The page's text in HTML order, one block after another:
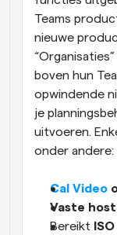
Teams
nieuwe
boven hun
opwindende
je
uitvoeren.
onder andere:
Cal Video
Vaste
Bereikt